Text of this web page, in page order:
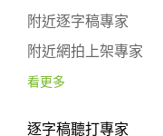
附近逐字稿專家
附近網拍上架專家
看更多
逐字稿聽打專家